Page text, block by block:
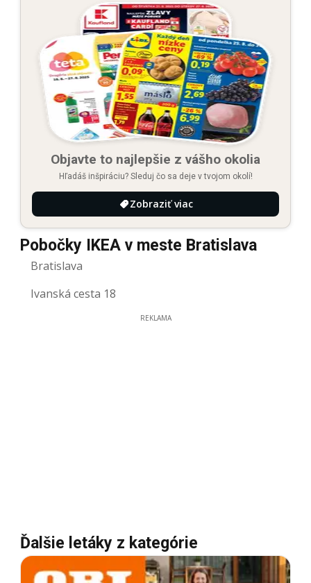
Objavte to najlepšie z vášho okolia
Hľadáš inšpiráciu? Sleduj čo sa deje v tvojom okolí!
Zobraziť viac
Pobočky IKEA v meste Bratislava
Bratislava
Ivanská cesta 18
REKLAMA
Ďalšie letáky z kategórie